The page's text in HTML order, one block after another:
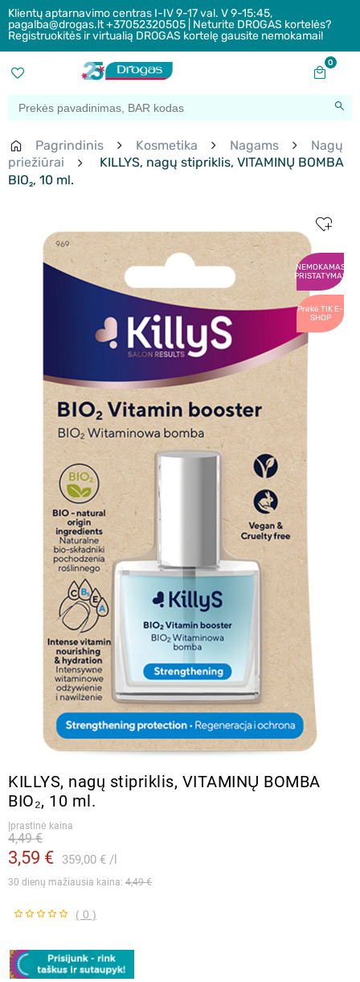
Klientų aptarnavimo centras I-IV 9-17 val. V 9-15:45,
pagalba@drogas.lt +37052320505 | Neturite DROGAS kortelės?
Registruokitės ir virtualią DROGAS kortelę gausite nemokamai!
0
Pagrindinis Kosmetika Nagams
Nagų
priežiūrai
KILLYS, nagų stipriklis, VITAMINŲ BOMBA
BIO₂, 10 ml.
NEMOKAMAS
PRISTATYMAS
Prekė TIK E-
SHOP
KILLYS, nagų stipriklis, VITAMINŲ BOMBA
BIO₂, 10 ml.
Įprastinė kaina
3,59 € 359,00 €
4,49 €
30 dienų mažiausia kaina: 4,49 €
( 0 )